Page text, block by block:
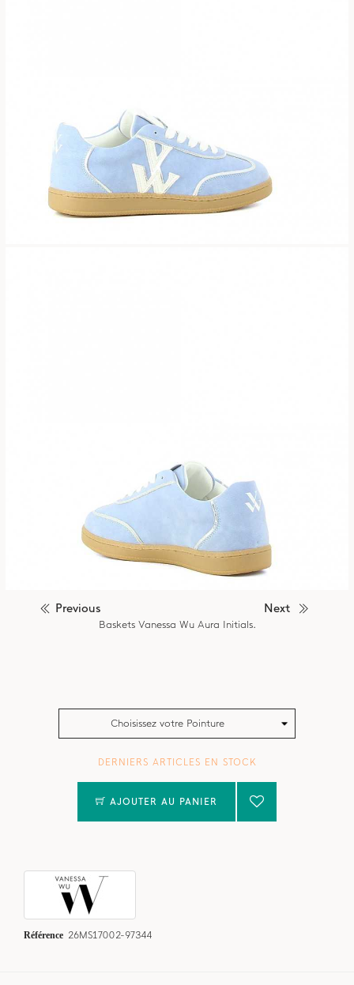
Baskets Vanessa Wu Aura Initials.
Choisissez votre Pointure
DERNIERS ARTICLES EN STOCK
AJOUTER AU PANIER
Previous Next
Référence 26MS17002-97344